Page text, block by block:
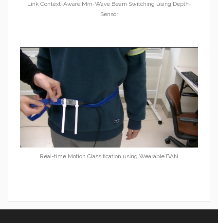
Link Context-Aware Mm-Wave Beam Switching using Depth-
Sensor
Real-time Motion Classification using Wearable BAN